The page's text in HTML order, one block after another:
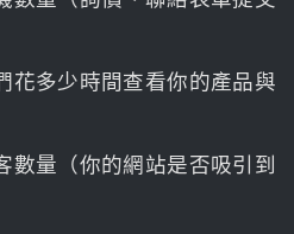
花多少時間查看你的產品與
數量（你的網站是否吸引到